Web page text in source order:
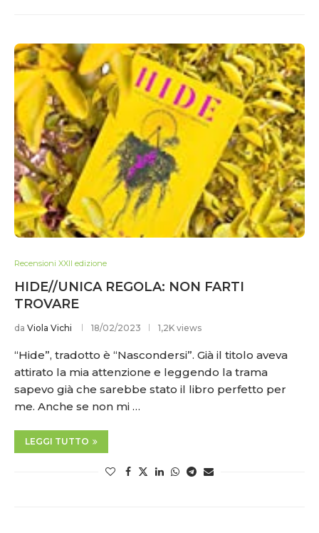
Recensioni XXII edizione
HIDE//UNICA REGOLA: NON FARTI
TROVARE
da Viola Vichi 18/02/2023 1,2K views
“Hide”, tradotto è “Nascondersi”. Già il titolo aveva
attirato la mia attenzione e leggendo la trama
sapevo già che sarebbe stato il libro perfetto per
me. Anche se non mi …
LEGGI TUTTO